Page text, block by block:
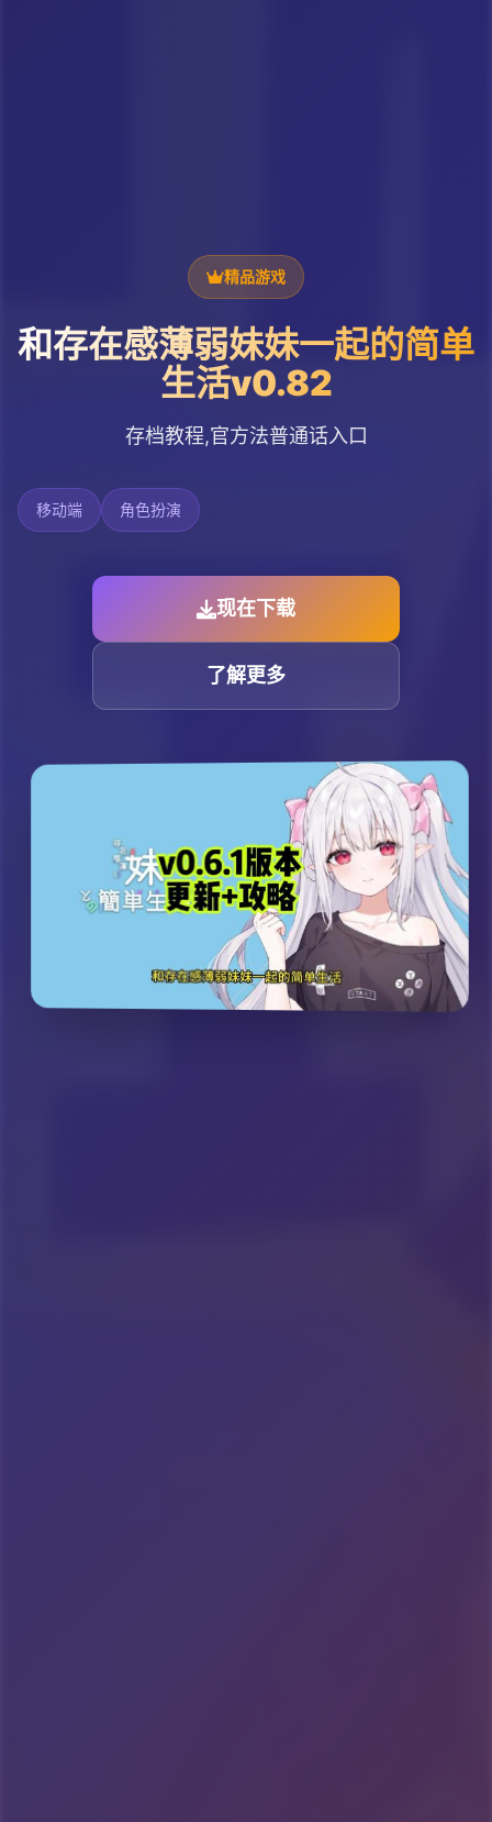
精品游戏
和存在感薄弱妹妹一起的简单
生活v0.82
存档教程,官方法普通话入口
移动端 角色扮演
现在下载
了解更多